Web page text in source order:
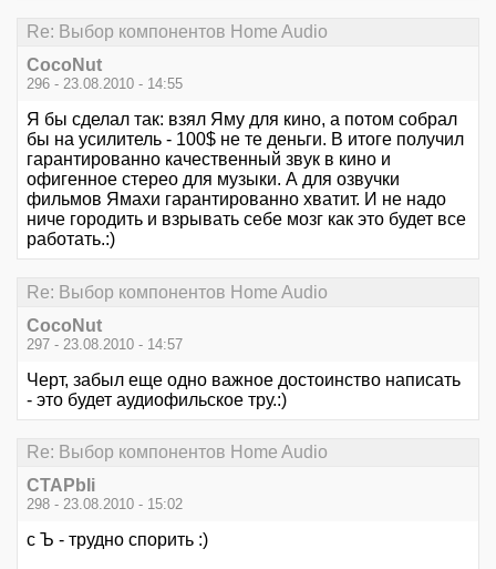
Re: Выбор компонентов Home Audio
CocoNut
296 - 23.08.2010 - 14:55
Я бы сделал так: взял Яму для кино, а потом собрал
бы на усилитель - 100$ не те деньги. В итоге получил
гарантированно качественный звук в кино и
офигенное стерео для музыки. А для озвучки
фильмов Ямахи гарантированно хватит. И не надо
ниче городить и взрывать себе мозг как это будет все
работать.:)
Re: Выбор компонентов Home Audio
CocoNut
297 - 23.08.2010 - 14:57
Черт, забыл еще одно важное достоинство написать
- это будет аудиофильское тру.:)
Re: Выбор компонентов Home Audio
CTAPbIi
298 - 23.08.2010 - 15:02
с Ъ - трудно спорить :)